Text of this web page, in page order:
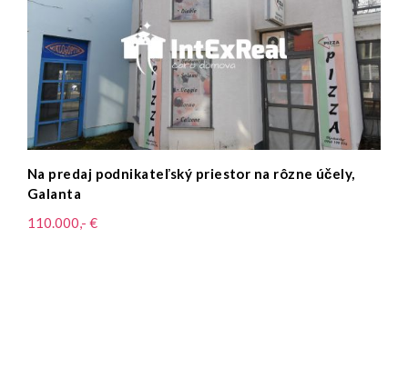
Na predaj podnikateľský priestor na rôzne účely,
Galanta
110.000,- €